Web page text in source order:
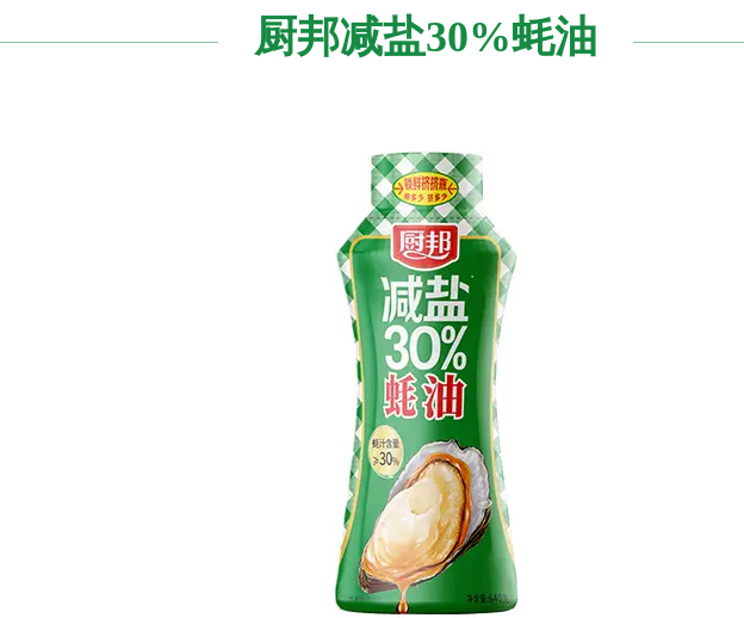
厨邦减盐30%蚝油